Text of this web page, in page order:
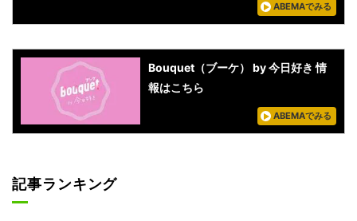
ABEMAでみる
Bouquet（ブーケ） by 今日好き 情
報はこちら
ABEMAでみる
記事ランキング